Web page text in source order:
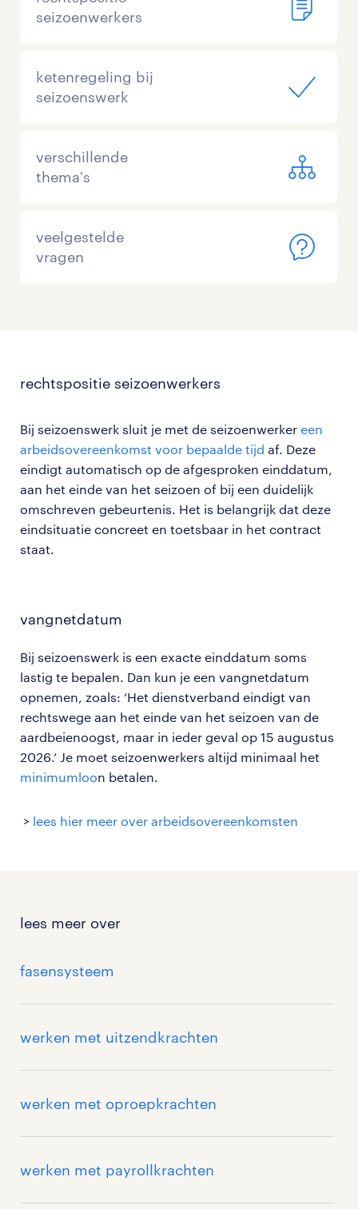
seizoenwerkers
ketenregeling bij
seizoenswerk
verschillende
thema's
veelgestelde
vragen
rechtspositie seizoenwerkers
Bij seizoenswerk sluit je met de seizoenwerker een
arbeidsovereenkomst voor bepaalde tijd af. Deze
eindigt automatisch op de afgesproken einddatum,
aan het einde van het seizoen of bij een duidelijk
omschreven gebeurtenis. Het is belangrijk dat deze
eindsituatie concreet en toetsbaar in het contract
staat.
vangnetdatum
Bij seizoenswerk is een exacte einddatum soms
lastig te bepalen. Dan kun je een vangnetdatum
opnemen, zoals: ‘Het dienstverband eindigt van
rechtswege aan het einde van het seizoen van de
aardbeienoogst, maar in ieder geval op 15 augustus
2026.’ Je moet seizoenwerkers altijd minimaal het
minimumloon betalen.
> lees hier meer over arbeidsovereenkomsten
lees meer over
fasensysteem
werken met uitzendkrachten
werken met oproepkrachten
werken met payrollkrachten